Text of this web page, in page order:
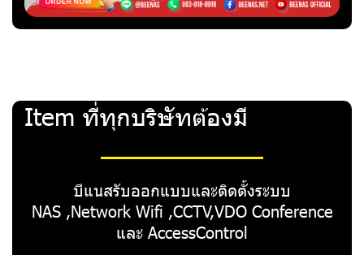
Item ที่ทุกบริษัทต้องมี
บีแนสรับออกแบบและติดตั้งระบบ
NAS ,Network Wifi ,CCTV,VDO Conference
และ AccessControl